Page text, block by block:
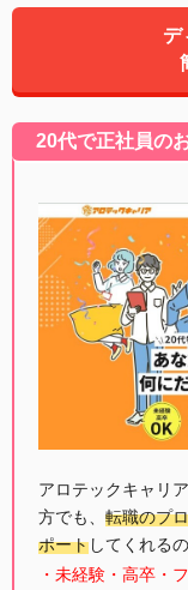
デ
20代で正社員の
アロテックキャリ
方でも、 転職のプ
ポートしてくれる
・未経験・高卒・